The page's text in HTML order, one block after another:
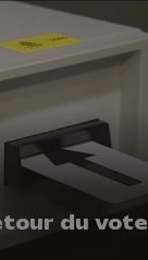
du vote